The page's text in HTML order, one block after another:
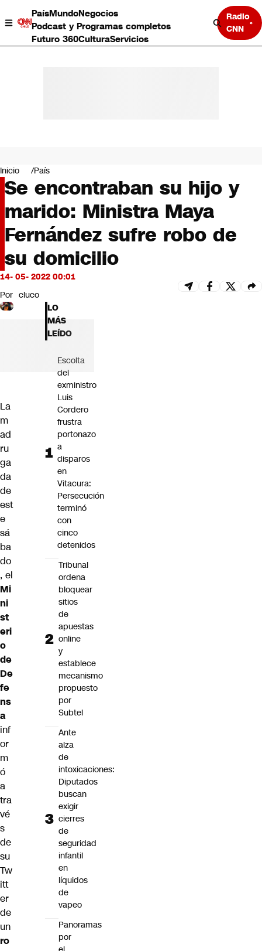
PaísMundoNegocios
Podcast y Programas completos
Futuro 360CulturaServicios
Radio
CNN
Negocios
Deportes
Programas completos
Cultura
Servicios
Bits
CNN tiempo
Futuro 360
Inicio País
Se encontraban su hijo y
marido: Ministra Maya
Fernández sufre robo de
su domicilio
14- 05- 2022 00:01
Por cluco
La
m
ad
ru
ga
da
de
est
e
sá
ba
do
, el
Mi
ni
st
eri
o
de
De
fe
ns
a
inf
or
m
ó
a
tra
vé
s
de
su
Tw
itt
er
de
un
ro
LO
MÁS
LEÍDO
Escolta
del
exministro
Luis
Cordero
frustra
portonazo
a
disparos
en
Vitacura:
Persecución
terminó
con
cinco
detenidos
Tribunal
ordena
bloquear
sitios
de
apuestas
online
y
establece
mecanismo
propuesto
por
Subtel
Ante
alza
de
intoxicaciones:
Diputados
buscan
exigir
cierres
de
seguridad
infantil
en
líquidos
de
vapeo
Panoramas
por